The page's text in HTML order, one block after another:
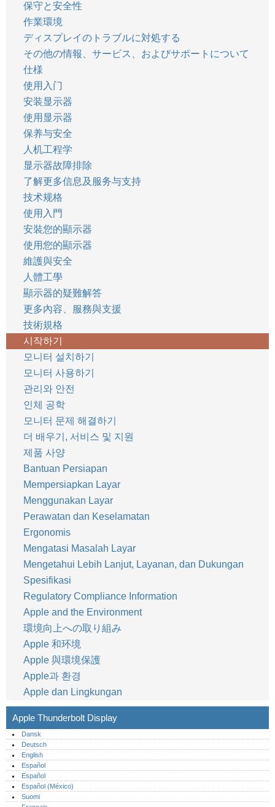
保守と安全性
作業環境
ディスプレイのトラブルに対処する
その他の情報、サービス、およびサポートについて
仕様
使用入门
安装显示器
使用显示器
保养与安全
人机工程学
显示器故障排除
了解更多信息及服务与支持
技术规格
使用入門
安裝您的顯示器
使用您的顯示器
維護與安全
人體工學
顯示器的疑難解答
更多內容、服務與支援
技術規格
시작하기
모니터 설치하기
모니터 사용하기
관리와 안전
인체 공학
모니터 문제 해결하기
더 배우기, 서비스 및 지원
제품 사양
Bantuan Persiapan
Mempersiapkan Layar
Menggunakan Layar
Perawatan dan Keselamatan
Ergonomis
Mengatasi Masalah Layar
Mengetahui Lebih Lanjut, Layanan, dan Dukungan
Spesifikasi
Regulatory Compliance Information
Apple and the Environment
環境向上への取り組み
Apple 和环境
Apple 與環境保護
Apple과 환경
Apple dan Lingkungan
Apple Thunderbolt Display
Dansk
Deutsch
English
Español
Español
Español (México)‎
Suomi